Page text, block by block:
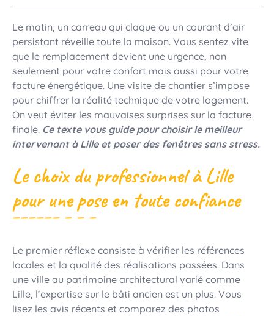
Le matin, un carreau qui claque ou un courant d’air
persistant réveille toute la maison. Vous sentez vite
que le remplacement devient une urgence, non
seulement pour votre confort mais aussi pour votre
facture énergétique. Une visite de chantier s’impose
pour chiffrer la réalité technique de votre logement.
On veut éviter les mauvaises surprises sur la facture
finale. Ce texte vous guide pour choisir le meilleur
intervenant à Lille et poser des fenêtres sans stress.
Le choix du professionnel à Lille
pour une pose en toute confiance
Le premier réflexe consiste à vérifier les références
locales et la qualité des réalisations passées. Dans
une ville au patrimoine architectural varié comme
Lille, l’expertise sur le bâti ancien est un plus. Vous
lisez les avis récents et comparez des photos